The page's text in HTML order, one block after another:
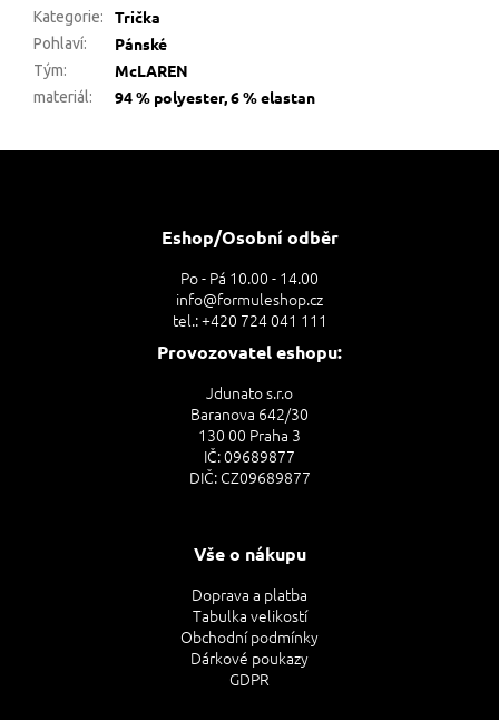
Kategorie: Trička
Pohlaví: Pánské
Tým: McLAREN
materiál: 94 % polyester, 6 % elastan
Eshop/Osobní odběr
Po - Pá 10.00 - 14.00
info@formuleshop.cz
tel.: +420 724 041 111
Provozovatel eshopu:
Jdunato s.r.o
Baranova 642/30
130 00 Praha 3
IČ: 09689877
DIČ: CZ09689877
Vše o nákupu
Doprava a platba
Tabulka velikostí
Obchodní podmínky
Dárkové poukazy
GDPR